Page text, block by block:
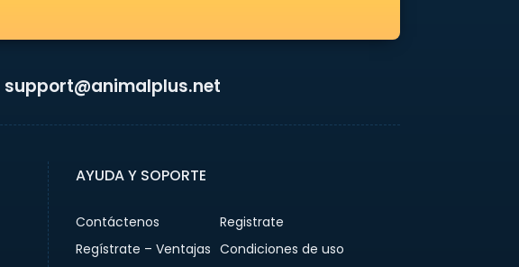
support@animalplus.net
AYUDA Y SOPORTE
Contáctenos
Registrate
Regístrate – Ventajas Condiciones de uso